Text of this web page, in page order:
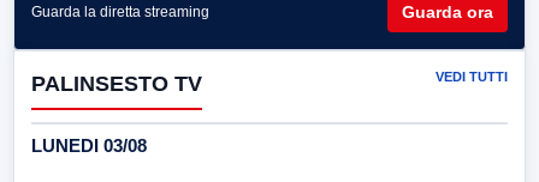
Guarda la diretta streaming Guarda ora
PALINSESTO TV VEDI TUTTI
LUNEDI 03/08